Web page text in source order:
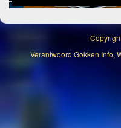
Verantwoord Gokken Info,